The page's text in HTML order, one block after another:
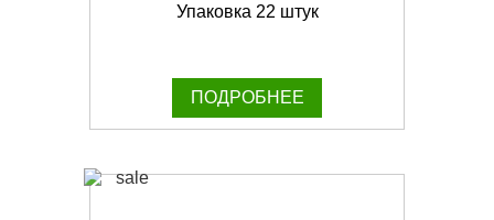
Упаковка 22 штук
ПОДРОБНЕЕ